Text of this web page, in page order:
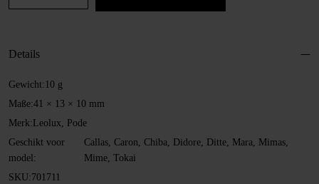
41
Details
Gewicht: 10 g
Maße:41 × 13 × 10 mm
Merk: Leolux, Pode
Geschikt voor
model:
Callas, Caron, Chiba, Didore, Ditte, Mara, Mimas,
Mime, Tokai
SKU:701711